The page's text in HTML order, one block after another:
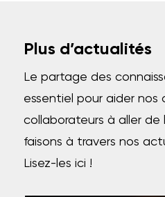
Plus d’actualités
Le partage des
essentiel pour aider nos
collaborateurs à aller de
faisons à travers nos
Lisez-les ici !